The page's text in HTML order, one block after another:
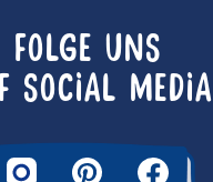
FOLGE UNS
SOCIAL MEDIA